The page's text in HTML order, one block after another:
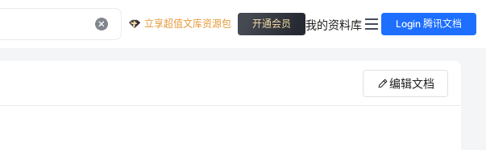
立享超值文库资源包 开通会员 我的资料库 Login 腾讯文档
编辑文档